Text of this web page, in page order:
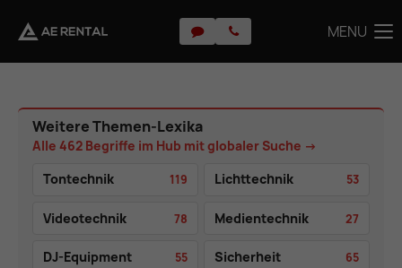
MENU
Weitere Themen-Lexika
Alle 462 Begriffe im Hub mit globaler Suche →
Tontechnik
119 Lichttechnik 53
Videotechnik 78 Medientechnik 27
DJ-Equipment 55 Sicherheit 65
MENU